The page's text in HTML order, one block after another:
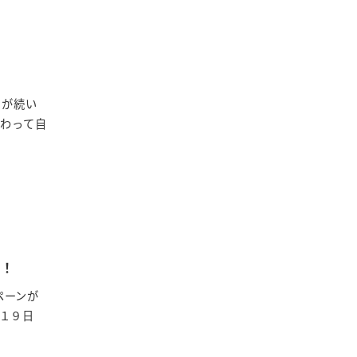
続い
って自
！
ンが
９日